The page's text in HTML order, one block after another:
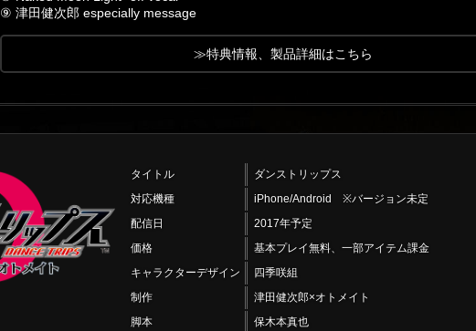
⑨ 津田健次郎 especially message
≫特典情報、製品詳細はこちら
タイトル
ダンストリップス
対応機種
iPhone/Android ※バージョン未定
配信日
2017年予定
価格
基本プレイ無料、一部アイテム課金
キャラクターデザイン
四季咲組
制作
津田健次郎×オトメイト
脚本
保木本真也